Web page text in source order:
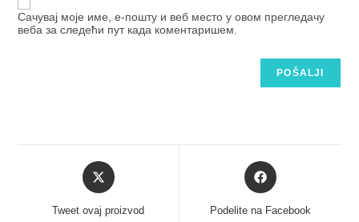
Сачувај моје име, е-пошту и веб место у овом прегледачу
веба за следећи пут када коментаришем.
Tweet ovaj proizvod Podelite na Facebook